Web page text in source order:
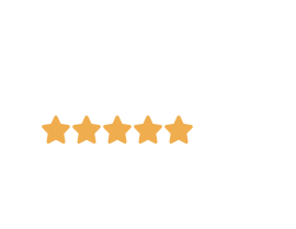




